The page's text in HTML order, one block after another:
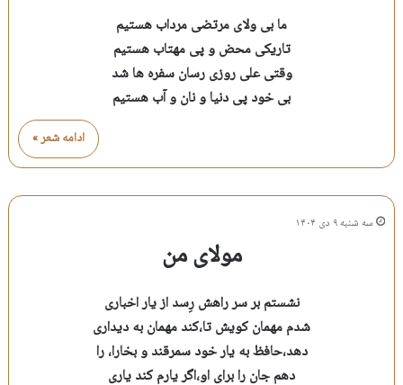
ما بی ولای مرتضی مرداب هستیم
تاریکی محض و پی مهتاب هستیم
وقتی علی روزی رسان سفره ها شد
بی خود پی دنیا و نان و آب هستیم
ادامه شعر »
سه شنبه ۹ دی ۱۴۰۴
مولای من
نشستم بر سر راهش رِسد از یار اخباری
شدم مهمان کویش تا،کند مهمان به دیداری
دهد،حافظ به یار خود سمرقند و بخارا، را
دهم جان را برای او،اگر یارم کند یاری